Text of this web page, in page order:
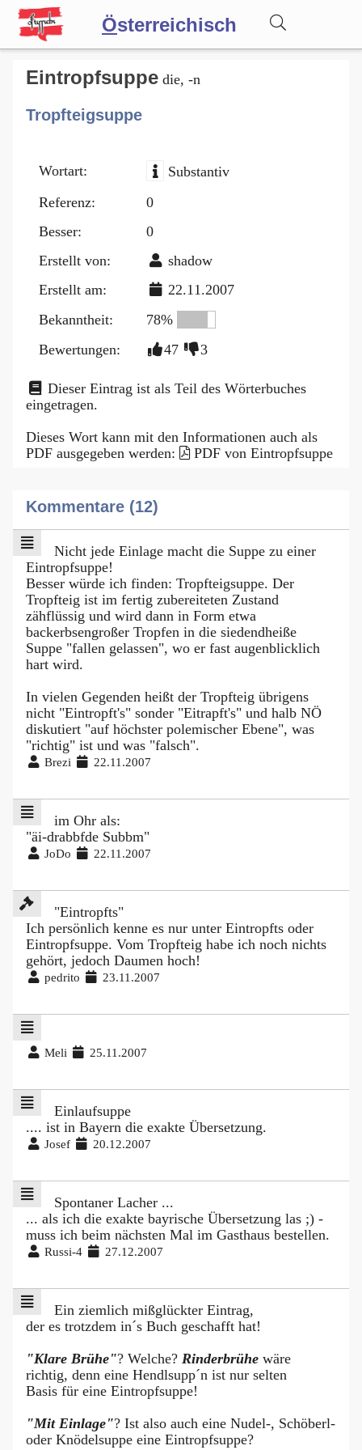
Österreichisch
Wörterbuch
Forum
Blog
Eintropfsuppe die, -n
Tropfteigsuppe
Wortart:
Substantiv
Referenz:
0
Besser:
0
Erstellt von:
shadow
Erstellt am:
22.11.2007
Bekanntheit:
78%
Bewertungen:
47 3
Dieser Eintrag ist als Teil des Wörterbuches
eingetragen.
Dieses Wort kann mit den Informationen auch als
PDF ausgegeben werden:
PDF von Eintropfsuppe
Kommentare (12)
Nicht jede Einlage macht die Suppe zu einer
Eintropfsuppe!
Besser würde ich finden: Tropfteigsuppe. Der
Tropfteig ist im fertig zubereiteten Zustand
zähflüssig und wird dann in Form etwa
backerbsengroßer Tropfen in die siedendheiße
Suppe "fallen gelassen", wo er fast augenblicklich
hart wird.
In vielen Gegenden heißt der Tropfteig übrigens
nicht "Eintropft's" sonder "Eitrapft's" und halb NÖ
diskutiert "auf höchster polemischer Ebene", was
"richtig" ist und was "falsch".
Brezi 22.11.2007
im Ohr als:
"äi-drabbfde Subbm"
JoDo 22.11.2007
"Eintropfts"
Ich persönlich kenne es nur unter Eintropfts oder
Eintropfsuppe. Vom Tropfteig habe ich noch nichts
gehört, jedoch Daumen hoch!
pedrito 23.11.2007
Meli 25.11.2007
Einlaufsuppe
.... ist in Bayern die exakte Übersetzung.
Josef 20.12.2007
Spontaner Lacher ...
... als ich die exakte bayrische Übersetzung las ;) -
muss ich beim nächsten Mal im Gasthaus bestellen.
Russi-4 27.12.2007
Ein ziemlich mißglückter Eintrag,
der es trotzdem in´s Buch geschafft hat!
"Klare Brühe"? Welche? Rinderbrühe wäre
richtig, denn eine Hendlsupp´n ist nur selten
Basis für eine Eintropfsuppe!
"Mit Einlage"? Ist also auch eine Nudel-, Schöberl-
oder Knödelsuppe eine Eintropfsuppe?